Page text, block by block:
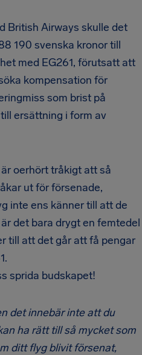
British Airways skulle det
190 svenska kronor till
med EG261, förutsatt att
kompensation för
som brist på
ersättning i form av
oerhört tråkigt att så
ut för försenade,
inte ens känner till att de
det bara drygt en femtedel
till att det går att få pengar
sprida budskapet!
det innebär inte att du
ha rätt till så mycket som
ditt flyg blivit försenat,